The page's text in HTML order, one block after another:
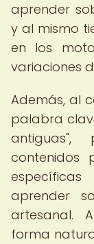
aprender
y al mismo
en los
variaciones
Además, al
palabra
antiguas",
contenidos
aprender
artesanal.
forma